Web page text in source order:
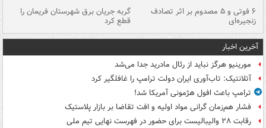
۶ فوتی و ۵ مصدوم بر اثر تصادف
زنجیره‌ای
گربه جریان برق شهرستان فریمان را
قطع کرد
آخرین اخبار
مورینیو هرگز نباید از رئال مادرید جدا می‌شد
آتلانتیک: تاب‌آوری ایران دولت ترامپ را غافلگیر کرد
ترامپ باعث افول هژمونی آمریکا شد!
فشار هم‌زمان گرانی مواد اولیه و افت تقاضا بر بازار پلاستیک
رقابت ۲۸ والیبالیست برای حضور در فهرست نهایی تیم ملی